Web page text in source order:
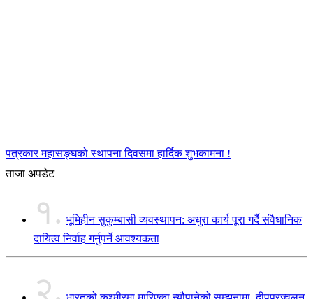
पत्रकार महासङ्घको स्थापना दिवसमा हार्दिक शुभकामना !
ताजा अपडेट
१. भूमिहीन सुकुम्बासी व्यवस्थापन: अधुरा कार्य पूरा गर्दै संवैधानिक
दायित्व निर्वाह गर्नुपर्ने आवश्यकता
२.